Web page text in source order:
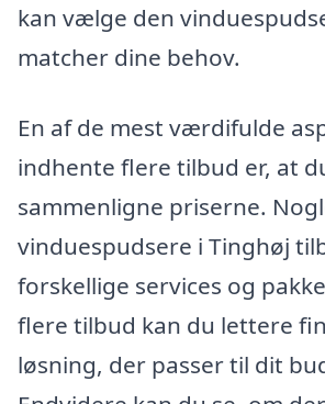
kan vælge den
matcher dine behov.
En af de mest værdifulde
indhente flere tilbud er, at
sammenligne priserne.
vinduespudsere i Tinghøj
forskellige services og
flere tilbud kan du lettere
løsning, der passer til dit